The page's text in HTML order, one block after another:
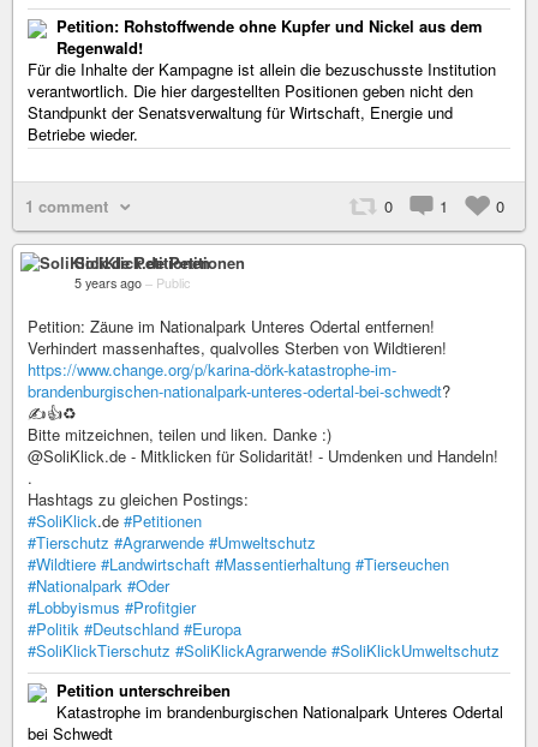
Petition: Rohstoffwende ohne Kupfer und Nickel aus dem
Regenwald!
Für die Inhalte der Kampagne ist allein die bezuschusste Institution
verantwortlich. Die hier dargestellten Positionen geben nicht den
Standpunkt der Senatsverwaltung für Wirtschaft, Energie und
Betriebe wieder.
1 comment 0 1 0
SoliKlick.de Petitionen
5 years ago – Public
Petition: Zäune im Nationalpark Unteres Odertal entfernen!
Verhindert massenhaftes, qualvolles Sterben von Wildtieren!
https://www.change.org/p/karina-dörk-katastrophe-im-
brandenburgischen-nationalpark-unteres-odertal-bei-schwedt?
✍️👍♻️
Bitte mitzeichnen, teilen und liken. Danke :)
@SoliKlick.de - Mitklicken für Solidarität! - Umdenken und Handeln!
.
Hashtags zu gleichen Postings:
#SoliKlick.de #Petitionen
#Tierschutz #Agrarwende #Umweltschutz
#Wildtiere #Landwirtschaft #Massentierhaltung #Tierseuchen
#Nationalpark #Oder
#Lobbyismus #Profitgier
#Politik #Deutschland #Europa
#SoliKlickTierschutz #SoliKlickAgrarwende #SoliKlickUmweltschutz
Petition unterschreiben
Katastrophe im brandenburgischen Nationalpark Unteres Odertal
bei Schwedt